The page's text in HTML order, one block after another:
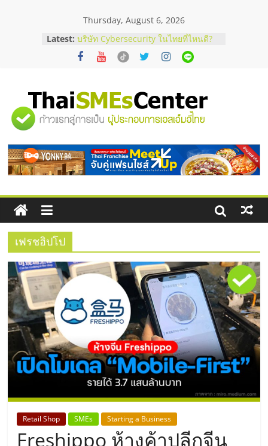
Thursday, August 6, 2026
Latest: บริษัท Cybersecurity ในไทยที่ไหนดี?
วิธีเลือกผู้ให้บริการให้คุ้มค่าและตอบ
โจทย์ธุรกิจ
สัมมนาออนไลน์ โอกาสบริหารสถานี
บริการน้ำมัน Shell
สัมมนาลงทุน แฟรนไชส์ยอนนี่
ไชส์ ครั้งที่ 8
ร้านเครื่องเสียงคุณภาพสูง พร้อม
โซลูชันระบบภาพและเสียง
"ศูนย์
รวม
ข้อมูล
ธุรกิจ
SME
แห่ง
ประเทศไทย,
ThaiSMEsCenter,
รวม
ธุรกิจ
เฟรชฮิปโป
Retail Shop SMEs Starting a Business
Freshippo ห้างค้าปลีกจีน